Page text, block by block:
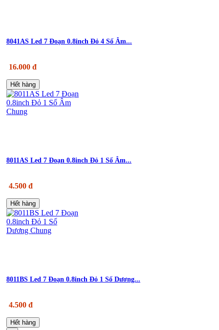
8041AS Led 7 Đoạn 0.8inch Đỏ 4 Số Âm...
16.000 đ
Hết hàng
8011AS Led 7 Đoạn 0.8inch Đỏ 1 Số Âm...
4.500 đ
Hết hàng
8011BS Led 7 Đoạn 0.8inch Đỏ 1 Số Dương...
4.500 đ
Hết hàng